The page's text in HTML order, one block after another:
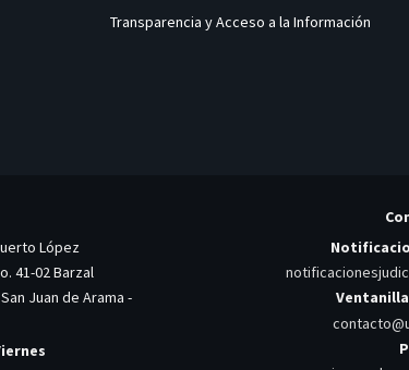
Transparencia y Acceso a la Información
López
41-02 Barzal
Juan de Arama -